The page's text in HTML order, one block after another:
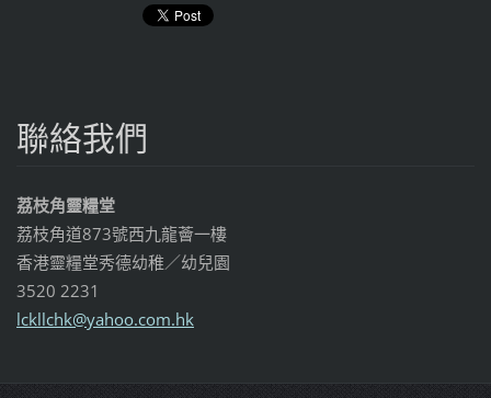
聯絡我們
荔枝角靈糧堂
荔枝角道873號西九龍薈一樓
香港靈糧堂秀德幼稚／幼兒園
3520 2231
lckllchk@yahoo.com.hk